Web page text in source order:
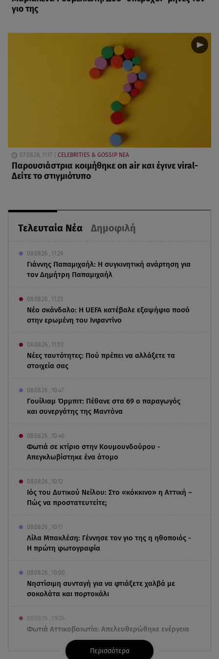
Τελευταία Νέα Δημοφιλή
08.08.26 , 11:29
Γιάννης Παπαμιχαήλ: Η συγκινητική ανάρτηση για
τον Δημήτρη Παπαμιχαήλ
08.08.26 , 11:23
Νέο σκάνδαλο: Η UEFA κατέβαλε εξαψήφιο ποσό
στην ερωμένη του Ινφαντίνο
08.08.26 , 11:03
Νέες ταυτότητες: Πού πρέπει να αλλάξετε τα
στοιχεία σας
08.08.26 , 10:47
Γουίλιαμ Όρμπιτ: Πέθανε στα 69 ο παραγωγός
και συνεργάτης της Μαντόνα
08.08.26 , 10:46
Φωτιά σε κτίριο στην Κουμουνδούρου -
Απεγκλωβίστηκε ένα άτομο
08.08.26 , 10:12
Ιός του Δυτικού Νείλου: Στο «κόκκινο» η Αττική –
Πώς να προστατευτείτε;
08.08.26 , 10:11
Λίλα Μπακλέση: Γέννησε τον γιο της η ηθοποιός -
Η πρώτη φωτογραφία
08.08.26 , 10:00
Νηστίσιμη συνταγή για να φτιάξετε χαλβά με
σοκολάτα και πορτοκάλι
08.08.26 , 09:26
Φωτιά Αττικοβοιωτία: Απελευθερώθηκε ενέργεια
ίση με 6 βόμβες Χιροσίμα
Περισσότερα
γιο της
07.08.26, 11:17 CELEBRITIES & GOSSIP ΝΕΑ
Παρουσιάστρια κοιμήθηκε on air και έγινε viral-
Δείτε το στιγμιότυπο